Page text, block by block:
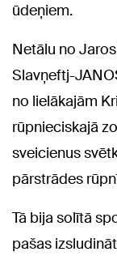
ūdeņiem.
Netālu no
Slavņeftj-
no lielākajām
rūpnieciskajā
sveicienus
pārstrādes
Tā bija solītā
pašas